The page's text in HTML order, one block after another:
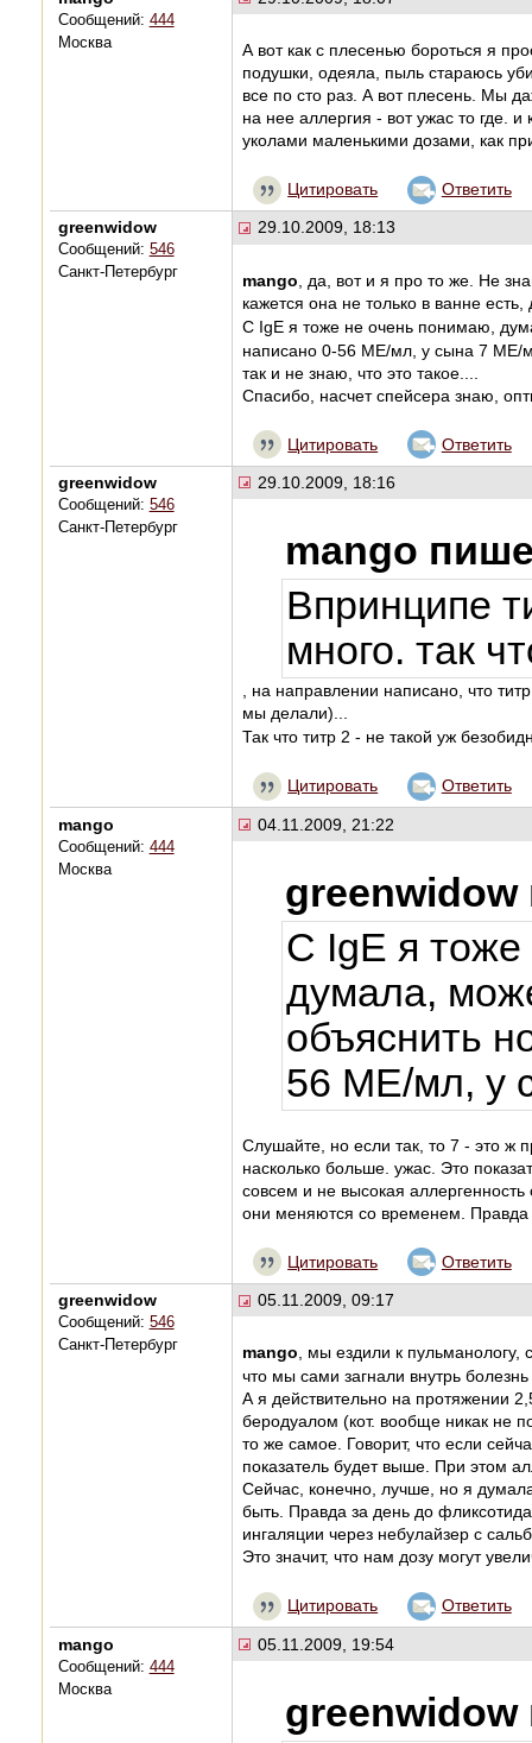
Сообщений: 444
Москва
А вот как с плесенью бороться я
подушки, одеяла, пыль стараюсь
все по сто раз. А вот плесень. Мы
на нее аллергия - вот ужас то где.
уколами маленькими дозами, как
Цитировать Ответить
greenwidow
Сообщений: 546
Санкт-Петербург
29.10.2009, 18:13
mango , да, вот и я про то же. Не
кажется она не только в ванне
С IgE я тоже не очень понимаю,
написано 0-56 МЕ/мл, у сына 7 МЕ/
так и не знаю, что это такое....
Спасибо, насчет спейсера знаю,
Цитировать Ответить
greenwidow
Сообщений: 546
Санкт-Петербург
29.10.2009, 18:16
mango
Впринципе
много. так
, на направлении написано, что
мы делали)...
Так что титр 2 - не такой уж
Цитировать Ответить
mango
Сообщений: 444
Москва
04.11.2009, 21:22
С IgE я
думала,
объяснить
56 МЕ/мл, у
Слушайте, но если так, то 7 - это ж
насколько больше. ужас. Это
совсем и не высокая
они меняются со временем. Правда
Цитировать Ответить
greenwidow
Сообщений: 546
Санкт-Петербург
05.11.2009, 09:17
mango, мы ездили к пульманологу,
что мы сами загнали внутрь болезнь
А я действительно на протяжении
беродуалом (кот. вообще никак не
то же самое. Говорит, что если
показатель будет выше. При этом
Сейчас, конечно, лучше, но я
быть. Правда за день до
ингаляции через небулайзер с
Это значит, что нам дозу могут
Цитировать Ответить
mango
Сообщений: 444
Москва
05.11.2009, 19:54